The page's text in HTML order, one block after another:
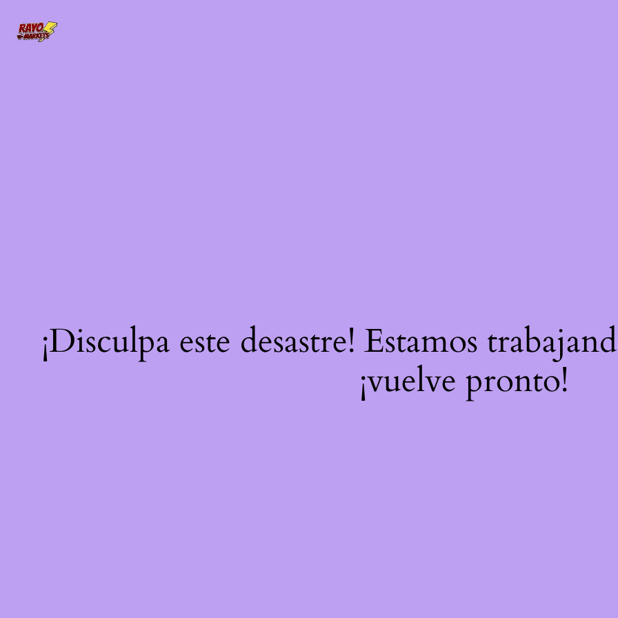
¡Disculpa este desastre! Estamos
¡vuelve pronto!